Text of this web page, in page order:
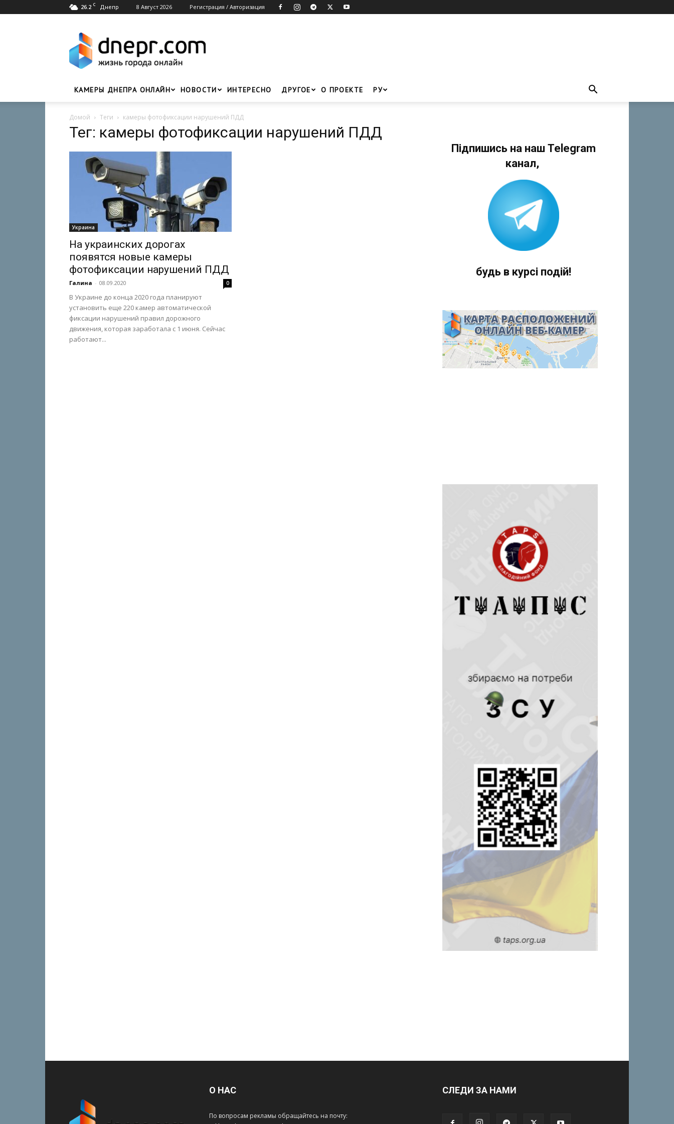
26.2 C Днепр 8 Август 2026 Регистрация / Авторизация
—
Головний
портал
Дніпра
КАМЕРЫ ДНЕПРА ОНЛАЙН НОВОСТИ ИНТЕРЕСНО ДРУГОЕ О ПРОЕКТЕ РУ
Домой Теги камеры фотофиксации нарушений ПДД
Тег: камеры фотофиксации нарушений ПДД
Украина
На украинских дорогах
появятся новые камеры
фотофиксации нарушений ПДД
Галина - 08.09.2020 0
В Украине до конца 2020 года планируют
установить еще 220 камер автоматической
фиксации нарушений правил дорожного
движения, которая заработала с 1 июня. Сейчас
работают...
Підпишись на наш Telegram
канал,
будь в курсі подій!
О НАС
По вопросам рекламы обращайтесь на почту:
СЛЕДИ ЗА НАМИ